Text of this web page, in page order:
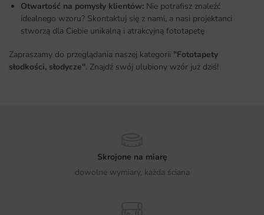
Otwartość na pomysły klientów: Nie potrafisz znaleźć
idealnego wzoru? Skontaktuj się z nami, a nasi projektanci
stworzą dla Ciebie unikalną i atrakcyjną fototapetę
Zapraszamy do przeglądania naszej kategorii "Fototapety
słodkości, słodycze". Znajdź swój ulubiony wzór już dziś!
Skrojone na miarę
dowolne wymiary, każda ściana